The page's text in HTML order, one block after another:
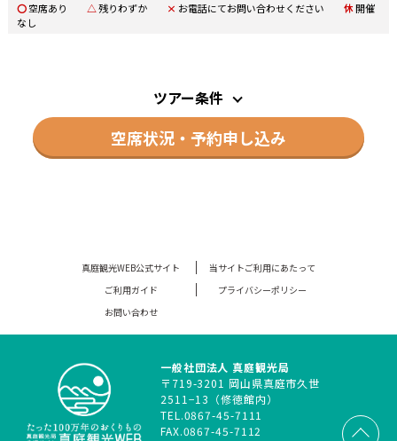
〇空席あり △残りわずか × お電話にてお問い合わせください 休開催
なし
ツアー条件
空席状況・予約申し込み
真庭観光WEB公式サイト
当サイトご利用にあたって
ご利用ガイド
プライバシーポリシー
お問い合わせ
一般社団法人 真庭観光局
〒719-3201 岡山県真庭市久世
2511−13（修徳館内）
TEL.0867-45-7111
FAX.0867-45-7112